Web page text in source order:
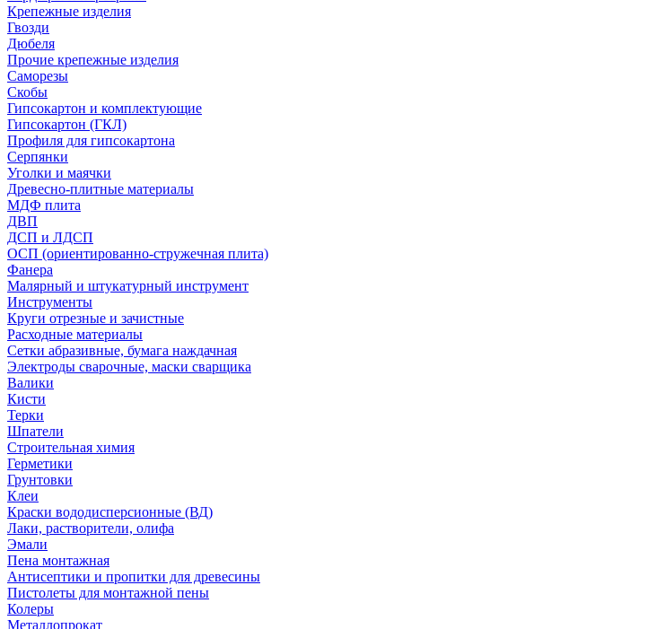
Крепежные изделия
Гвозди
Дюбеля
Прочие крепежные изделия
Саморезы
Скобы
Гипсокартон и комплектующие
Гипсокартон (ГКЛ)
Профиля для гипсокартона
Серпянки
Уголки и маячки
Древесно-плитные материалы
МДФ плита
ДВП
ДСП и ЛДСП
ОСП (ориентированно-стружечная плита)
Фанера
Малярный и штукатурный инструмент
Инструменты
Круги отрезные и зачистные
Расходные материалы
Сетки абразивные, бумага наждачная
Электроды сварочные, маски сварщика
Валики
Кисти
Терки
Шпатели
Строительная химия
Герметики
Грунтовки
Клеи
Краски вододисперсионные (ВД)
Лаки, растворители, олифа
Эмали
Пена монтажная
Антисептики и пропитки для древесины
Пистолеты для монтажной пены
Колеры
Металлопрокат